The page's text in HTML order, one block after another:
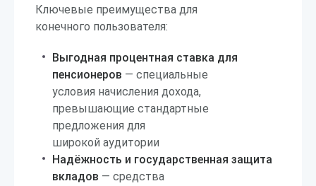
Ключевые преимущества для
конечного пользователя:
Выгодная процентная ставка для
пенсионеров — специальные
условия начисления дохода,
превышающие стандартные
предложения для
широкой аудитории
Надёжность и государственная защита
вкладов — средства